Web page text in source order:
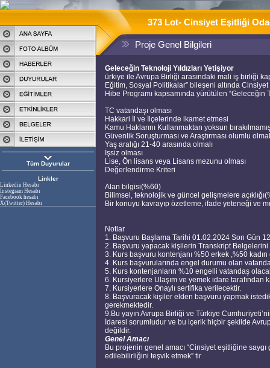
Tüm Duyurular
Linkler
Linkedin Hesabı
Instegram Hesabı
Facebook hesabı
X(Twitter) Hesabı
373 Lot- Cinsiyet Eşitliği
Proje Genel Bilgileri
Geleceğin Teknoloji Yıldızları Yetişiyor
ürkiye ile Avrupa Birliği arasındaki mali iş birliği
Eğitim, Sosyal Politikalar” bileşeni altında
Hibe Programı kapsamında yürütülen “Geleceğin
TC vatandaşı olması
Hakkari İl ve İlçelerinde ikamet etmesi
Kamu Haklarını Kullanmaktan yoksun
Güvenlik Soruşturması ve Araştırması olumlu
Yaş aralığı 21-40 arasında olmalı
İşsiz olması
Lise, Ön lisans veya Lisans mezunu olması
Değerlendirme Kriteri
Alan bilgisi(%60)
Bilimsel, teknolojik ve güncel gelişmelere
Bir konuyu kavrayıp özetleme, ifade yeteneği ve
Notlar
1. Başvuru Başlama Tarihi 01.02.2024 Son Gün
2. Başvuru yapacak kişilerin Transkript
3. Kurs başvuru kontenjanı %50 erkek ,%50
4. Kurs başvurularında engel durumu olan
5. Kurs kontenjanların %10 engelli vatandaş
6. Kursiyerlere Ulaşım ve yemek idare tarafından
7. Kursiyerlere Onaylı sertifika verilecektir.
8. Başvuracak kişiler elden başvuru yapmak
gerekmektedir.
9.Bu yayın Avrupa Birliği ve Türkiye
İdaresi sorumludur ve bu içerik hiçbir şekilde
değildir.
Genel Amacı
Bu projenin genel amacı “Cinsiyet eşitliğine
edilebilirliğini teşvik etmek” tir